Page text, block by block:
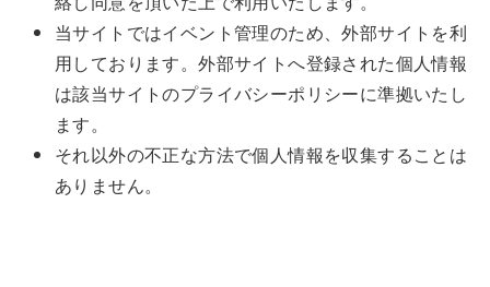
当サイトではイベント管理のため、外部サイトを利
用しております。外部サイトへ登録された個人情報
は該当サイトのプライバシーポリシーに準拠いたし
ます。
それ以外の不正な方法で個人情報を収集することは
ありません。